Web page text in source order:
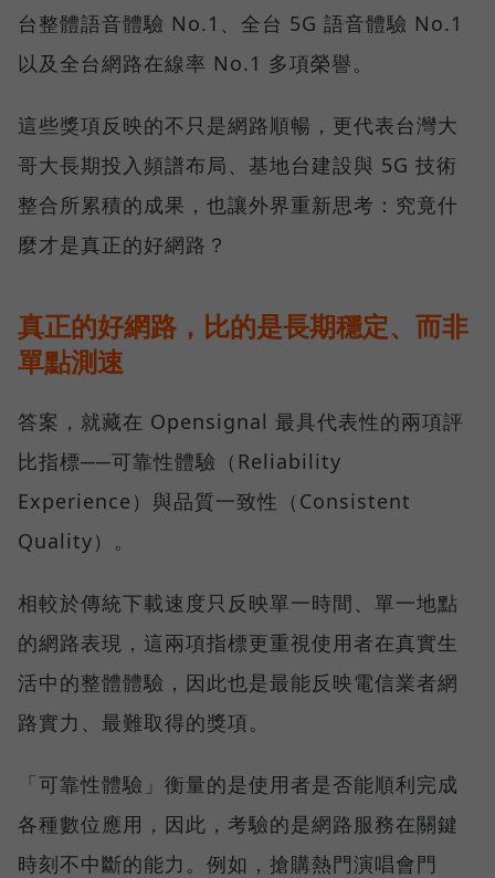
台整體語音體驗 No.1、全台 5G 語音體驗 No.1
以及全台網路在線率 No.1 多項榮譽。
這些獎項反映的不只是網路順暢，更代表台灣大
哥大長期投入頻譜布局、基地台建設與 5G 技術
整合所累積的成果，也讓外界重新思考：究竟什
麼才是真正的好網路？
真正的好網路，比的是長期穩定、而非
單點測速
答案，就藏在 Opensignal 最具代表性的兩項評
比指標──可靠性體驗（Reliability
Experience）與品質一致性（Consistent
Quality）。
相較於傳統下載速度只反映單一時間、單一地點
的網路表現，這兩項指標更重視使用者在真實生
活中的整體體驗，因此也是最能反映電信業者網
路實力、最難取得的獎項。
「可靠性體驗」衡量的是使用者是否能順利完成
各種數位應用，因此，考驗的是網路服務在關鍵
時刻不中斷的能力。例如，搶購熱門演唱會門